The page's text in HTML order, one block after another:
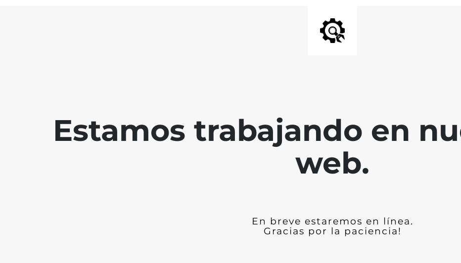
Estamos trabajando en
web.
En breve estaremos en línea.
Gracias por la paciencia!